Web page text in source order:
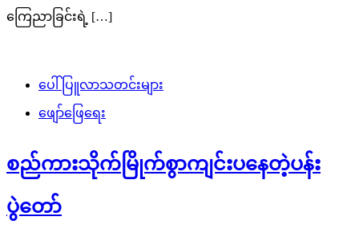
ကြေညာခြင်းရဲ့ […]
ပေါ်ပြူလာသတင်းများ
ဖျော်ဖြေရေး
စည်ကားသိုက်မြိုက်စွာကျင်းပနေတဲ့ပန်း
ပွဲတော်